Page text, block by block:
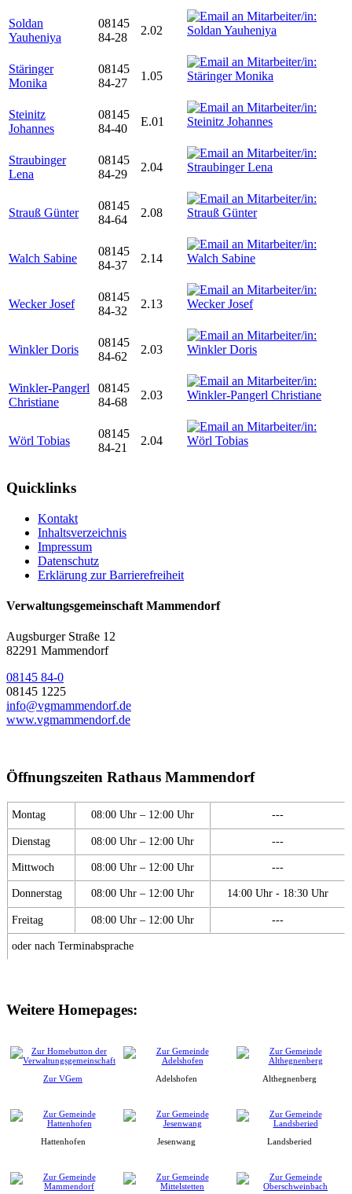
Soldan
Yauheniya
08145
84-28
2.02
Stäringer
Monika
08145
84-27
1.05
Steinitz
Johannes
08145
84-40
E.01
Straubinger
Lena
08145
84-29
2.04
Strauß Günter
08145
84-64
2.08
Walch Sabine
08145
84-37
2.14
Wecker Josef
08145
84-32
2.13
Winkler Doris
08145
84-62
2.03
Winkler-Pangerl
Christiane
08145
84-68
2.03
Wörl Tobias
08145
84-21
2.04
Quicklinks
Kontakt
Inhaltsverzeichnis
Impressum
Datenschutz
Erklärung zur Barrierefreiheit
Verwaltungsgemeinschaft Mammendorf
Augsburger Straße 12
82291 Mammendorf
08145 84-0
08145 1225
info@vgmammendorf.de
www.vgmammendorf.de
Öffnungszeiten Rathaus Mammendorf
Montag 08:00 Uhr – 12:00 Uhr ---
Dienstag 08:00 Uhr – 12:00 Uhr ---
Mittwoch 08:00 Uhr – 12:00 Uhr ---
Donnerstag 08:00 Uhr – 12:00 Uhr 14:00 Uhr - 18:30 Uhr
Freitag 08:00 Uhr – 12:00 Uhr ---
oder nach Terminabsprache
Weitere Homepages:
Zur VGem Adelshofen Althegnenberg
Hattenhofen Jesenwang Landsberied